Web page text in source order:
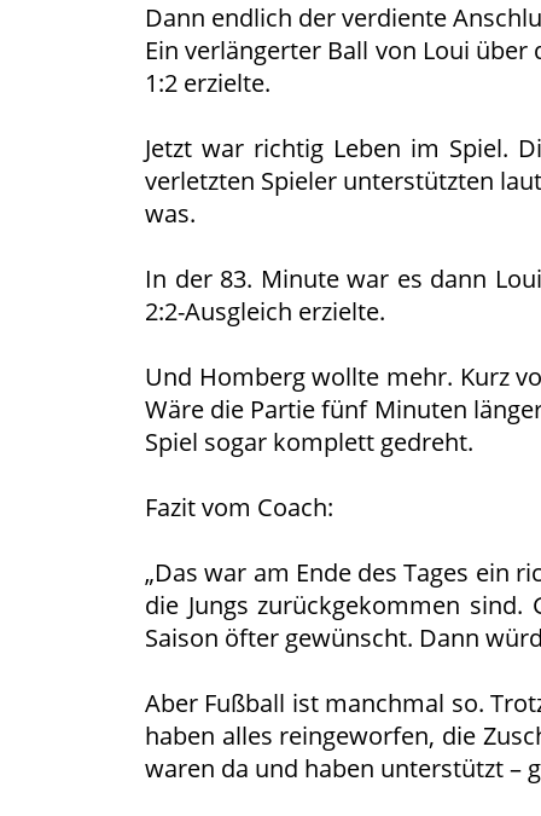
Dann endlich der verdiente
Ein verlängerter Ball von Loui
1:2 erzielte.
Jetzt war richtig Leben im Spiel.
verletzten Spieler unterstützten
was.
In der 83. Minute war es dann
2:2-Ausgleich erzielte.
Und Homberg wollte mehr. Kurz
Wäre die Partie fünf Minuten
Spiel sogar komplett gedreht.
Fazit vom Coach:
„Das war am Ende des Tages ein
die Jungs zurückgekommen
Saison öfter gewünscht. Dann
Aber Fußball ist manchmal so.
haben alles reingeworfen, die
waren da und haben unterstützt –